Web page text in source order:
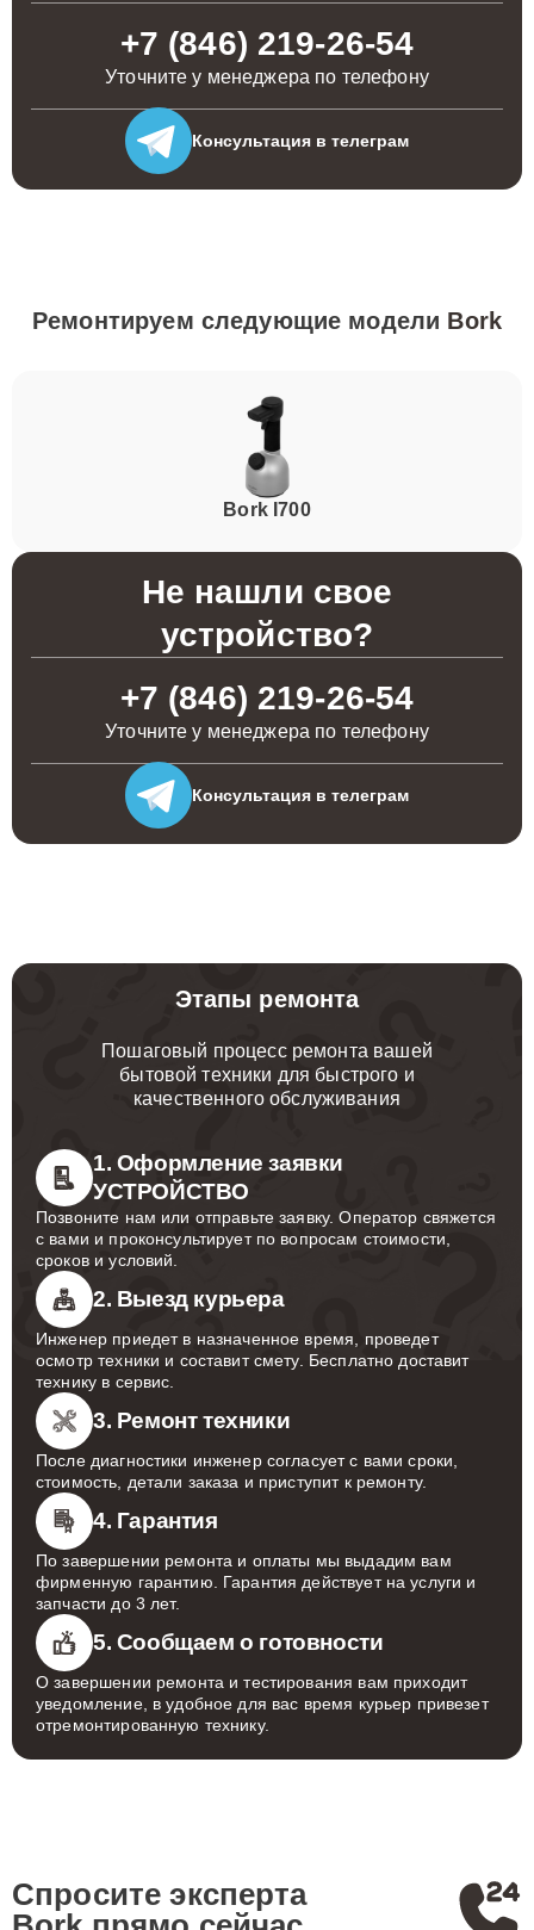
+7 (846) 219-26-54
Уточните у менеджера по телефону
Консультация в телеграм
Ремонтируем следующие модели Bork
Bork I700
Не нашли свое
устройство?
+7 (846) 219-26-54
Уточните у менеджера по телефону
Консультация в телеграм
Этапы ремонта
Пошаговый процесс ремонта вашей
бытовой техники для быстрого и
качественного обслуживания
1. Оформление заявки
УСТРОЙСТВО
Позвоните нам или отправьте заявку. Оператор свяжется
с вами и проконсультирует по вопросам стоимости,
сроков и условий.
2. Выезд курьера
Инженер приедет в назначенное время, проведет
осмотр техники и составит смету. Бесплатно доставит
технику в сервис.
3. Ремонт техники
После диагностики инженер согласует с вами сроки,
стоимость, детали заказа и приступит к ремонту.
4. Гарантия
По завершении ремонта и оплаты мы выдадим вам
фирменную гарантию. Гарантия действует на услуги и
запчасти до 3 лет.
5. Сообщаем о готовности
О завершении ремонта и тестирования вам приходит
уведомление, в удобное для вас время курьер привезет
отремонтированную технику.
Спросите эксперта